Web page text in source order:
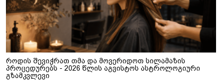
როდის შევიჭრათ თმა და მოვერიდოთ სილამაზის
პროცედურებს - 2026 წლის აგვისტოს ასტროლოგიური
გზამკვლევი